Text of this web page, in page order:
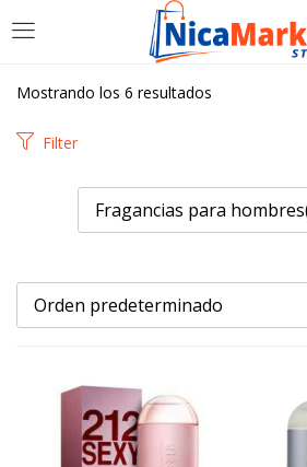
INICIAR SESIÓN
Introduzca su nombre de usuario y
Por favor, introduce una respuesta en
veinte + 20 =
Recordarme
Mostrando los 6 resultados
Filter
Fragancias para
Orden predeterminado